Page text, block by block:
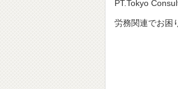
PT.Tokyo
労務関連でお困